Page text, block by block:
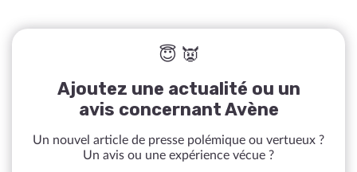
😇 👿
Ajoutez une actualité ou un
avis concernant Avène
Un nouvel article de presse polémique ou vertueux ?
Un avis ou une expérience vécue ?